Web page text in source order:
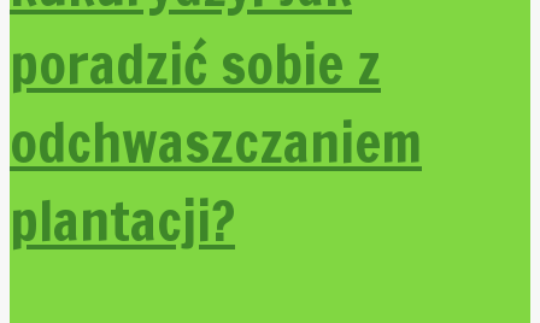
poradzić sobie z
odchwaszczaniem
plantacji?